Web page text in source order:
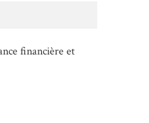
financière et